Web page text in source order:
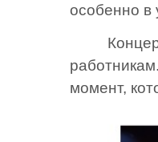
особенно в
момент,